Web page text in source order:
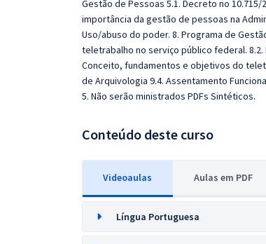
Gestão de Pessoas 5.1. Decreto no
importância da gestão de pessoas na
Uso/abuso do poder. 8. Programa de
teletrabalho no serviço público federal. 8.2.
Conceito, fundamentos e objetivos do
de Arquivologia 9.4. Assentamento
5. Não serão ministrados PDFs Sintéticos.
Conteúdo deste curso
Videoaulas Aulas em PDF
Língua Portuguesa